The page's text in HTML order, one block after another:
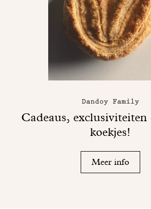
Dandoy Family
Cadeaus, exclusiviteiten
koekjes!
Meer info